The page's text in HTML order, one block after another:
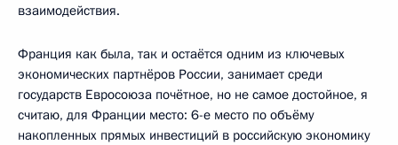
взаимодействия.
Франция как была, так и остаётся одним из ключевых
экономических партнёров России, занимает среди
государств Евросоюза почётное, но не самое достойное, я
считаю, для Франции место: 6-е место по объёму
накопленных прямых инвестиций в российскую экономику